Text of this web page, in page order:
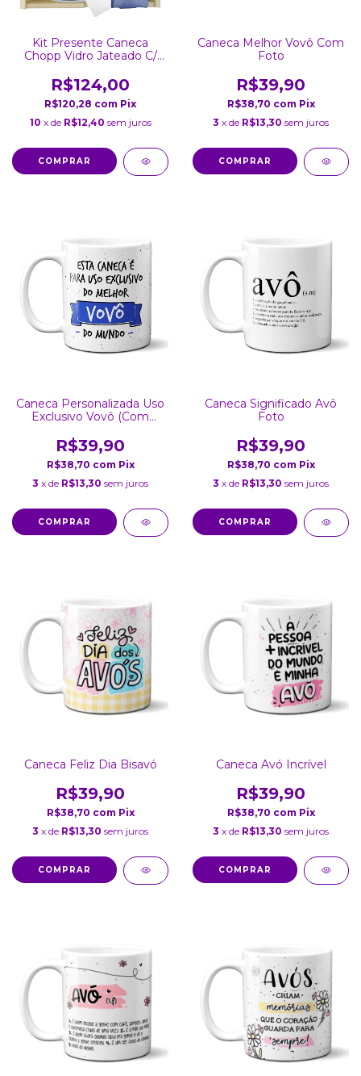
Kit Presente Caneca
Chopp Vidro Jateado C/
R$124,00
R$120,28 com Pix
10 x de R$12,40 sem juros
Caneca Melhor Vovô Com
Foto
R$39,90
R$38,70 com Pix
3 x de R$13,30 sem juros
COMPRAR
Caneca Personalizada Uso
Exclusivo Vovô (Com
R$39,90
R$38,70 com Pix
3 x de R$13,30 sem juros
COMPRAR
Caneca Significado Avô
Foto
R$39,90
R$38,70 com Pix
3 x de R$13,30 sem juros
COMPRAR
Caneca Feliz Dia Bisavó
R$39,90
R$38,70 com Pix
3 x de R$13,30 sem juros
COMPRAR
Caneca Avó Incrível
R$39,90
R$38,70 com Pix
3 x de R$13,30 sem juros
COMPRAR